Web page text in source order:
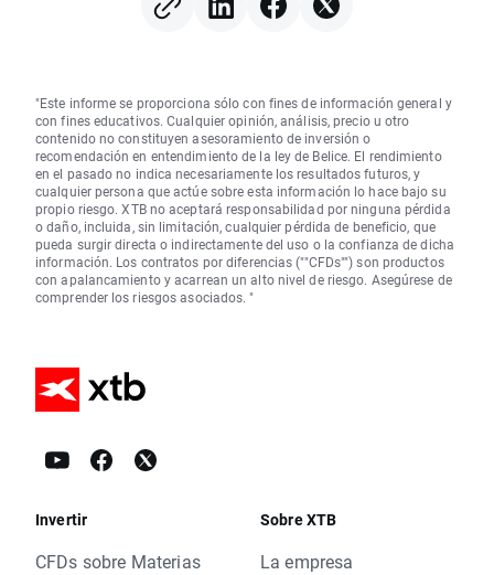
"Este informe se proporciona sólo con fines de información general y
con fines educativos. Cualquier opinión, análisis, precio u otro
contenido no constituyen asesoramiento de inversión o
recomendación en entendimiento de la ley de Belice. El rendimiento
en el pasado no indica necesariamente los resultados futuros, y
cualquier persona que actúe sobre esta información lo hace bajo su
propio riesgo. XTB no aceptará responsabilidad por ninguna pérdida
o daño, incluida, sin limitación, cualquier pérdida de beneficio, que
pueda surgir directa o indirectamente del uso o la confianza de dicha
información. Los contratos por diferencias (""CFDs"") son productos
con apalancamiento y acarrean un alto nivel de riesgo. Asegúrese de
comprender los riesgos asociados. "
Invertir
CFDs sobre Materias
Sobre XTB
La empresa